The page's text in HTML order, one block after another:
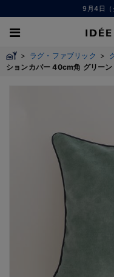
9月4日（
> ラグ・ファブリック >
ションカバー 40cm角 グリーン